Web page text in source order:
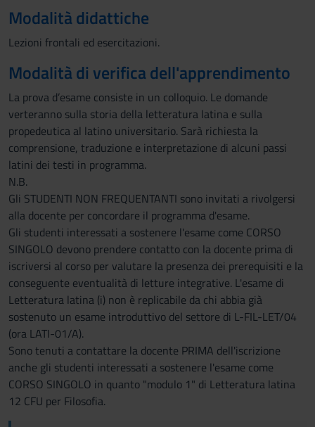
Modalità didattiche
Lezioni frontali ed esercitazioni.
Modalità di verifica dell'apprendimento
La prova d’esame consiste in un colloquio. Le domande
verteranno sulla storia della letteratura latina e sulla
propedeutica al latino universitario. Sarà richiesta la
comprensione, traduzione e interpretazione di alcuni passi
latini dei testi in programma.
N.B.
Gli STUDENTI NON FREQUENTANTI sono invitati a rivolgersi
alla docente per concordare il programma d'esame.
Gli studenti interessati a sostenere l'esame come CORSO
SINGOLO devono prendere contatto con la docente prima di
iscriversi al corso per valutare la presenza dei prerequisiti e la
conseguente eventualità di letture integrative. L'esame di
Letteratura latina (i) non è replicabile da chi abbia già
sostenuto un esame introduttivo del settore di L-FIL-LET/04
(ora LATI-01/A).
Sono tenuti a contattare la docente PRIMA dell'iscrizione
anche gli studenti interessati a sostenere l'esame come
CORSO SINGOLO in quanto "modulo 1" di Letteratura latina
12 CFU per Filosofia.